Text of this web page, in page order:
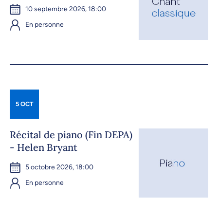
10 septembre 2026, 18:00
En personne
5 OCT
Récital de piano (Fin DEPA)
- Helen Bryant
5 octobre 2026, 18:00
En personne